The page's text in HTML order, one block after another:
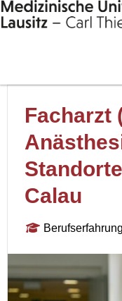
Facharzt
Calau
Berufserfahrung